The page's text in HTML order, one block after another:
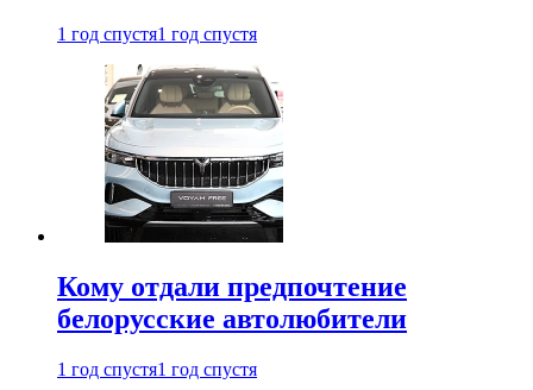
1 год спустя1 год спустя
Кому отдали предпочтение
белорусские автолюбители
1 год спустя1 год спустя